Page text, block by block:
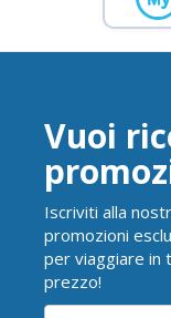
Vuoi
Iscriviti alla
promozioni
per viaggiare in
prezzo!